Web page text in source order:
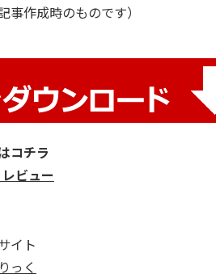
事作成時のものです）
コチラ
ビュー
イト
っく